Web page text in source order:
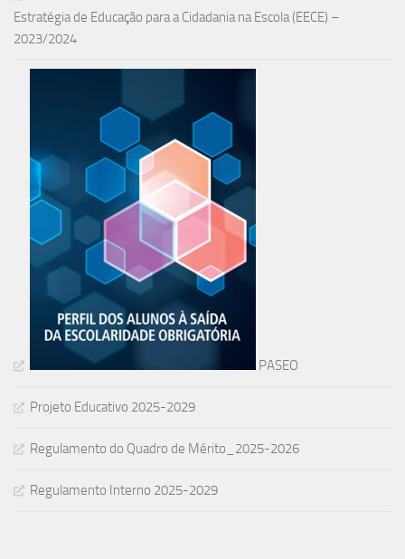
Estratégia de Educação para a Cidadania na Escola (EECE) –
2023/2024
PASEO
Projeto Educativo 2025-2029
Regulamento do Quadro de Mérito_2025-2026
Regulamento Interno 2025-2029